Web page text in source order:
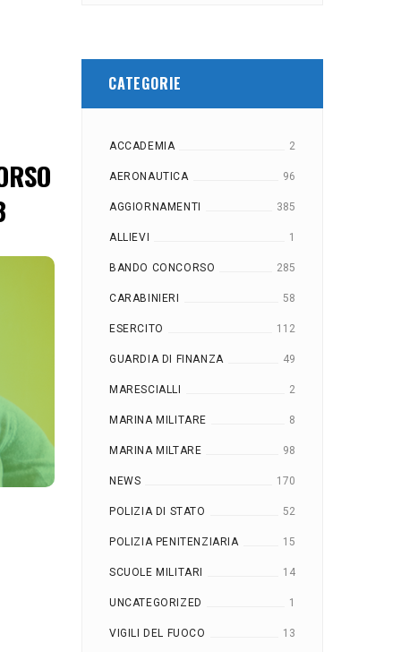
CATEGORIE
ACCADEMIA 2
AERONAUTICA 96
AGGIORNAMENTI 385
ALLIEVI 1
BANDO CONCORSO 285
CARABINIERI 58
ESERCITO 112
GUARDIA DI FINANZA 49
MARESCIALLI 2
MARINA MILITARE 8
MARINA MILTARE 98
NEWS 170
POLIZIA DI STATO 52
POLIZIA PENITENZIARIA 15
SCUOLE MILITARI 14
UNCATEGORIZED 1
VIGILI DEL FUOCO 13